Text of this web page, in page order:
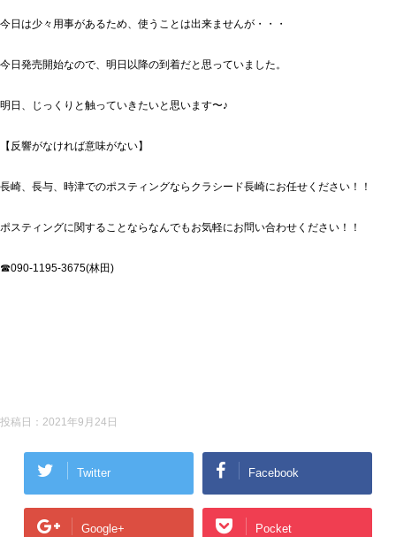
今日は少々用事があるため、使うことは出来ませんが・・・
今日発売開始なので、明日以降の到着だと思っていました。
明日、じっくりと触っていきたいと思います〜♪
【反響がなければ意味がない】
長崎、長与、時津でのポスティングならクラシード長崎にお任せください！！
ポスティングに関することならなんでもお気軽にお問い合わせください！！
☎090-1195-3675(林田)
投稿日： 2021年9月24日
Twitter Facebook
Google+ Pocket